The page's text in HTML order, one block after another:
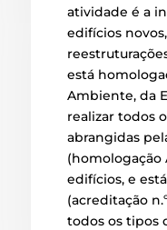
atividade é a
edifícios
está
Ambiente, da
realizar todos
abrangidas
(homologação
edifícios, e
(acreditação
todos os tipos